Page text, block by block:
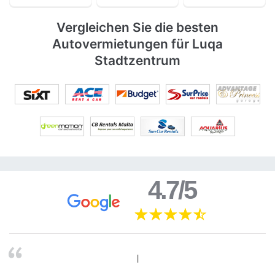
Vergleichen Sie die besten
Autovermietungen für Luqa
Stadtzentrum
4.7/5